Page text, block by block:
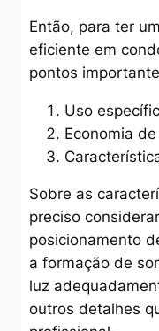
Então, para ter
eficiente em
pontos
Uso
Economia
Sobre as
preciso
posicionamento
a formação de
luz
outros detalhes